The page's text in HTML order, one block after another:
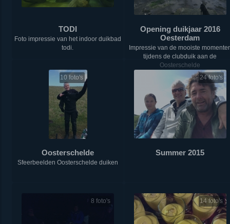
TODI
Foto impressie van het indoor duikbad
todi.
Opening duikjaar 2016
Oesterdam
Impressie van de mooiste
tijdens de clubduik aan de
Oosterschelde
10 foto's
Oosterschelde
Sfeerbeelden Oosterschelde duiken
24 foto's
Summer 2015
8 foto's 14 foto's